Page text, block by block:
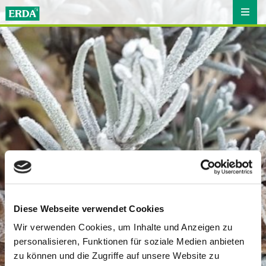
Diese Webseite verwendet Cookies
Wir verwenden Cookies, um Inhalte und Anzeigen zu
personalisieren, Funktionen für soziale Medien anbieten
zu können und die Zugriffe auf unsere Website zu